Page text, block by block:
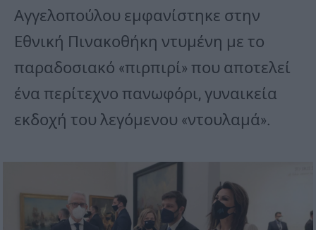
Αγγελοπούλου εμφανίστηκε στην
Εθνική Πινακοθήκη ντυμένη με το
παραδοσιακό «πιρπιρί» που αποτελεί
ένα περίτεχνο πανωφόρι, γυναικεία
εκδοχή του λεγόμενου «ντουλαμά».